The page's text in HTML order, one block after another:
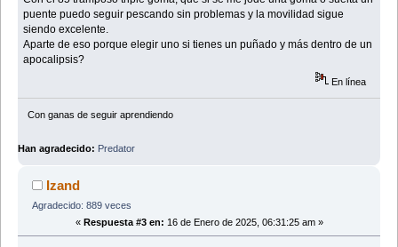
puente puedo seguir pescando sin problemas y la movilidad sigue
siendo excelente.
Aparte de eso porque elegir uno si tienes un puñado y más dentro de un
apocalipsis?
En línea
Con ganas de seguir aprendiendo
Han agradecido: Predator
Izand
Agradecido: 889 veces
« Respuesta #3 en: 16 de Enero de 2025, 06:31:25 am »